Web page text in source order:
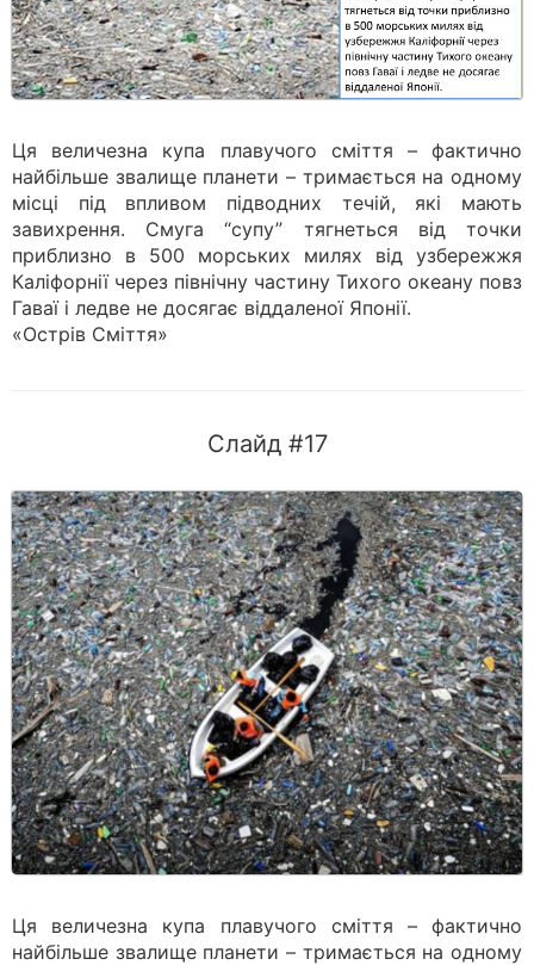
Ця величезна купа плавучого сміття – фактично
найбільше звалище планети – тримається на одному
місці під впливом підводних течій, які мають
завихрення. Смуга “супу” тягнеться від точки
приблизно в 500 морських милях від узбережжя
Каліфорнії через північну частину Тихого океану повз
Гаваї і ледве не досягає віддаленої Японії.
«Острів Сміття»
Слайд #17
Ця величезна купа плавучого сміття – фактично
найбільше звалище планети – тримається на одному